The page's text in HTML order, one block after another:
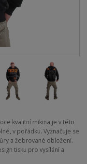
kvalitní mikina je v této
v pořádku. Vyznačuje se
a žebrované obložení.
tisku pro vysílání a